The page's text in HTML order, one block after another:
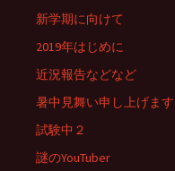
新学期に向けて
2019年はじめに
近況報告などなど
暑中見舞い申し上げます
試験中２
謎のYouTuber